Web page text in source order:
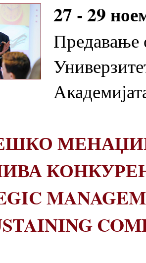
27 - 29
Предавање